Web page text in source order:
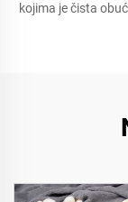
kojima je čista